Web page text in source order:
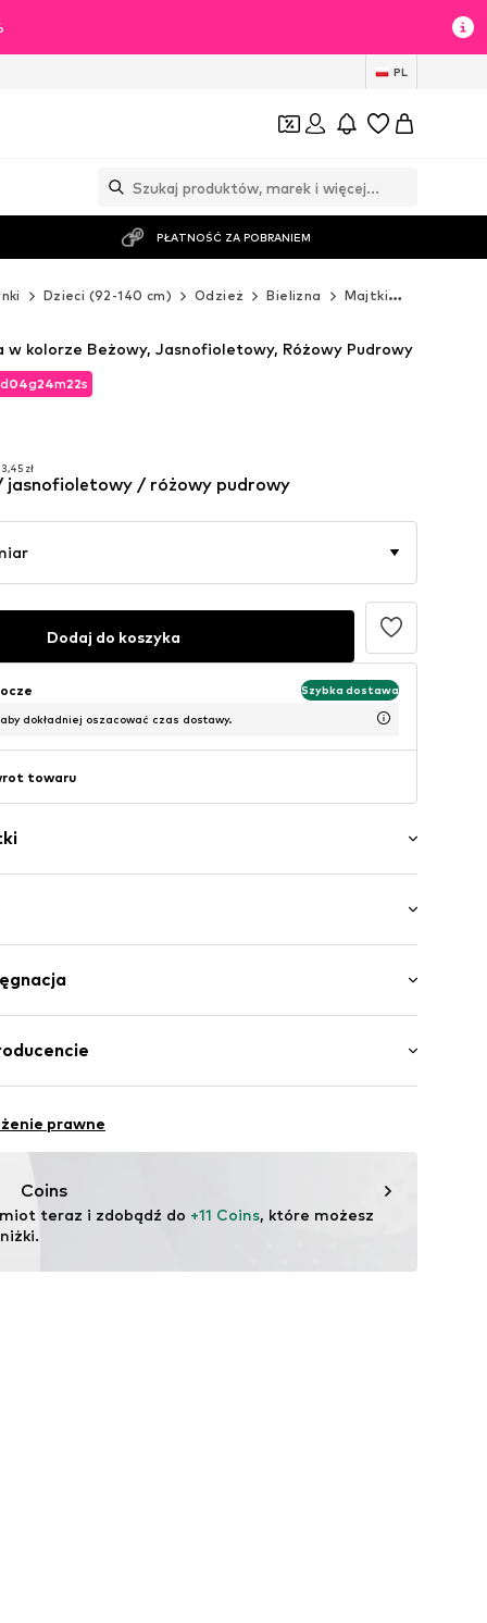
PL
PŁATNOŚĆ ZA POBRANIEM
Dzieci (92-140 cm) Odzież Bielizna Majtki
d04g24m20s
zł
d04g24m20s
zł
w kolorze Beżowy, Jasnofioletowy, Różowy Pudrowy
jasnofioletowy / różowy pudrowy
Dodaj do koszyka
Szybka dostawa
dokładniej oszacować czas dostawy.
towaru
powierzchni
5% Elastan
prawne
Coins
teraz i zdobądź do +11 Coins, które możesz